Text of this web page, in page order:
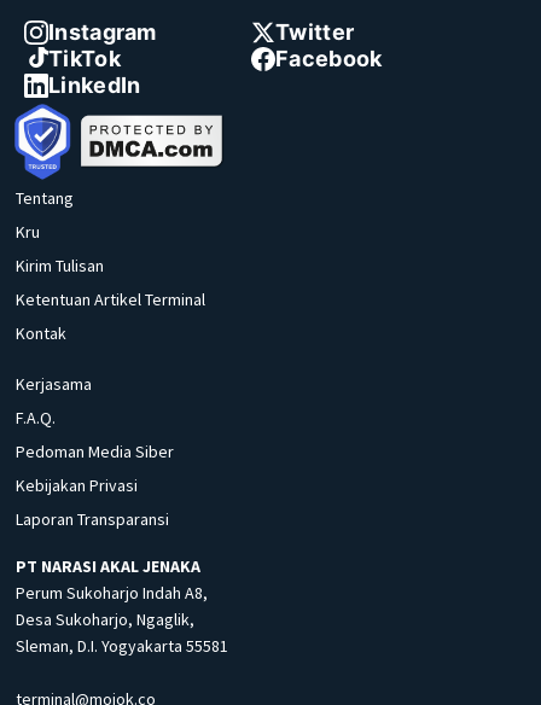
Instagram
Twitter
TikTok
Facebook
LinkedIn
Tentang
Kru
Kirim Tulisan
Ketentuan Artikel Terminal
Kontak
Kerjasama
F.A.Q.
Pedoman Media Siber
Kebijakan Privasi
Laporan Transparansi
PT NARASI AKAL JENAKA
Perum Sukoharjo Indah A8,
Desa Sukoharjo, Ngaglik,
Sleman, D.I. Yogyakarta 55581
terminal@mojok.co